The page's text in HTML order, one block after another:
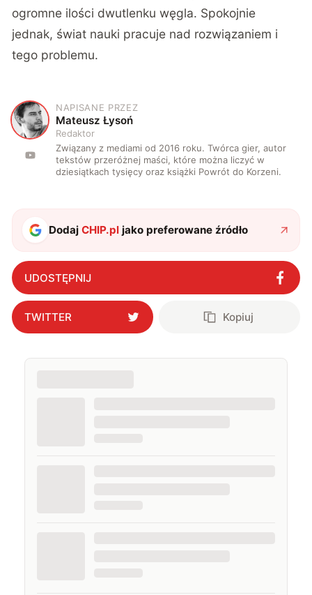
ogromne ilości dwutlenku węgla. Spokojnie
jednak, świat nauki pracuje nad rozwiązaniem i
tego problemu.
M
NAPISANE PRZEZ
Mateusz Łysoń
Redaktor
Związany z mediami od 2016 roku. Twórca gier, autor
tekstów przeróżnej maści, które można liczyć w
dziesiątkach tysięcy oraz książki Powrót do Korzeni.
DodajCHIP.pl jako preferowane źródło
UDOSTĘPNIJ
TWITTER Kopiuj